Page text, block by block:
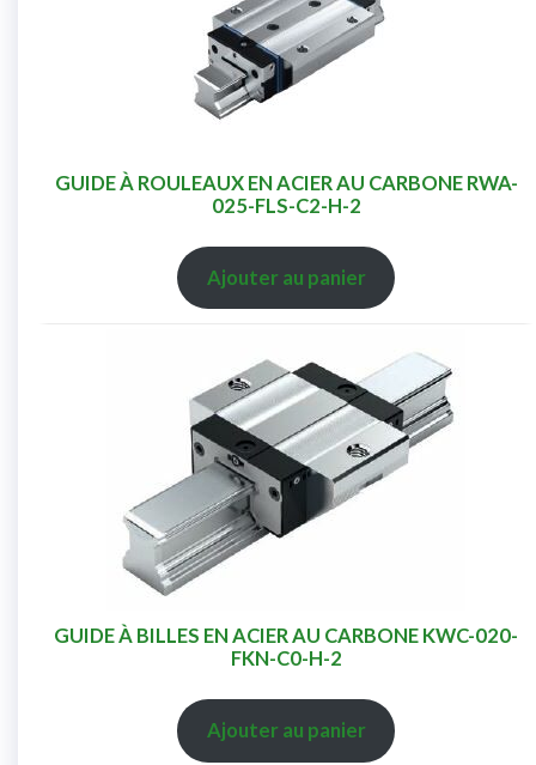
GUIDE À ROULEAUX EN ACIER AU CARBONE RWA-
025-FLS-C2-H-2
Ajouter au panier
GUIDE À BILLES EN ACIER AU CARBONE KWC-020-
FKN-C0-H-2
Ajouter au panier